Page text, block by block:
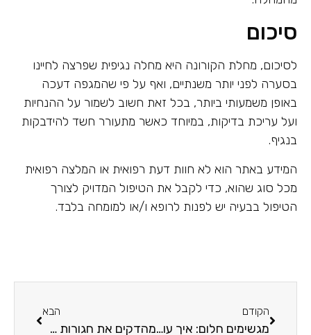
סיכום
לסיכום, מחלת הקורונה היא מחלה נגיפית שפרצה לחיינו
בסערה לפני יותר משנתיים, ואף על פי שהמגפה דעכה
באופן משמעותי ביותר, בכל זאת חשוב לשמור על ההנחיות
ועל עריכת בדיקות, במיוחד כאשר מתעורר חשד להידבקות
בנגיף.
המידע באתר הוא לא חוות דעת רפואית או המלצה רפואית
מכל סוג שהוא, כדי לקבל את הטיפול המדויק לצורך
הטיפול בבעיה יש לפנות לרופא ו/או למומחה בלבד.
הקודם
מגשימים חלום: איך עושים רילוקיישן לפורטוגל עם הילדים?
הבא
מהדקים את חגורות הבטיחות: 6 כללי בטיחות לפני שמתחילים נסיעה עם הילדים